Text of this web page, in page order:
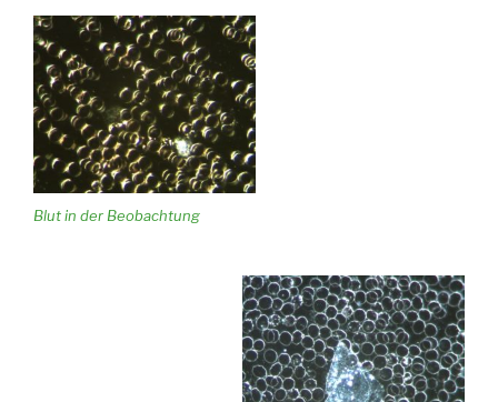
Blut in der Beobachtung